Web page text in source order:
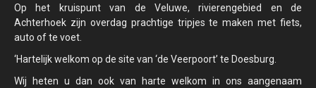
Op het kruispunt van de Veluwe, rivierengebied en de
Achterhoek zijn overdag prachtige tripjes te maken met fiets,
auto of te voet.
‘Hartelijk welkom op de site van ‘de Veerpoort’ te Doesburg.
Wij heten u dan ook van harte welkom in ons aangenaam